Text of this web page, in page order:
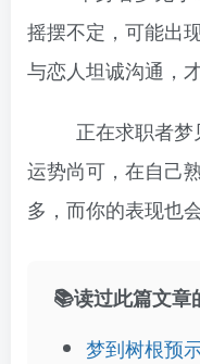
摇摆不定，可能出
与恋人坦诚沟通，
正在求职者梦
运势尚可，在自己
多，而你的表现也
📚读过此篇文章
梦到树根预